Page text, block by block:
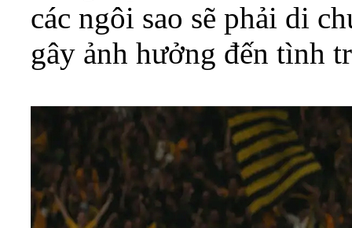
các ngôi sao sẽ phải di
gây ảnh hưởng đến tình